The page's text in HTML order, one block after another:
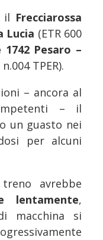
il Frecciarossa
Lucia (ETR 600
1742 Pesaro –
TPER).
– ancora al
– il
un guasto nei
per alcuni
avrebbe
lentamente,
macchina si